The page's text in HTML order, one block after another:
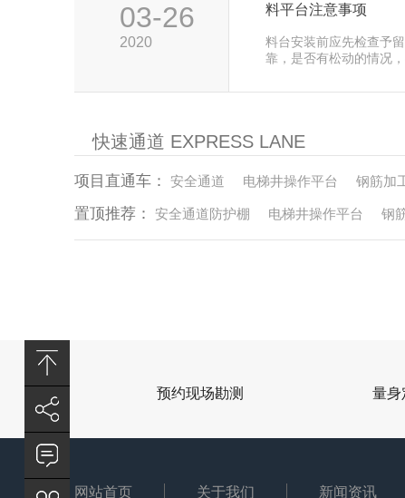
03-26
2020
料平台注意事项
料台安装前应先检查予
靠，是否有松动的情况
快速通道 EXPRESS LANE
项目直通车： 安全通道 电梯井操作平台 钢筋加
置顶推荐： 安全通道防护棚 电梯井操作平台 钢
预约现场勘测 量身
网站首页 关于我们 新闻资讯